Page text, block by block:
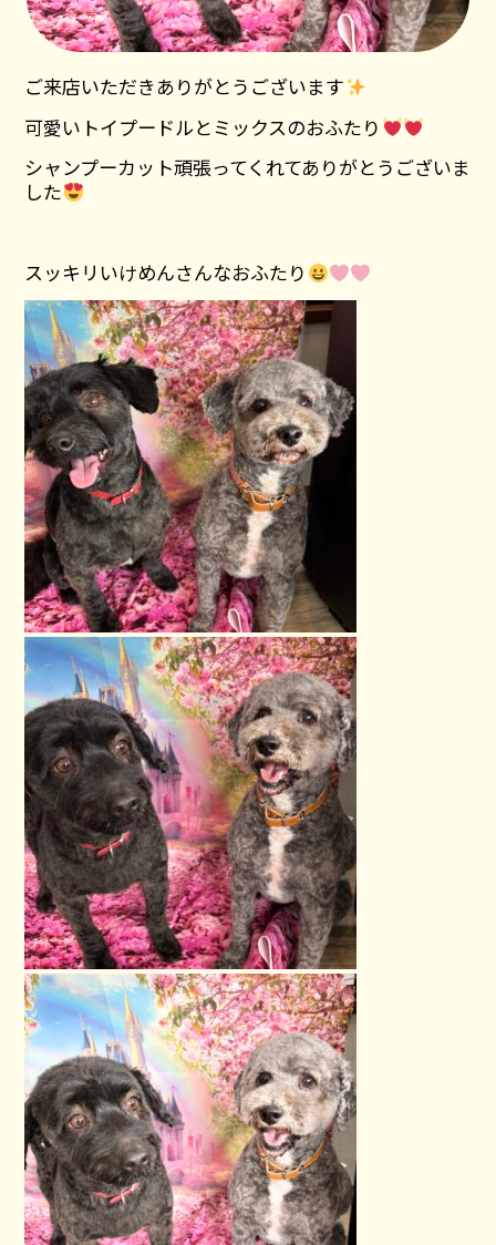
ご来店いただきありがとうございます
可愛いトイプードルとミックスのおふたり
シャンプーカット頑張ってくれてありがとうございま
した
スッキリいけめんさんなおふたり